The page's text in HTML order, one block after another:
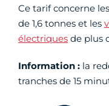
Ce tarif concerne
de 1,6 tonnes et les
électriques de plus
Information : la
tranches de 15